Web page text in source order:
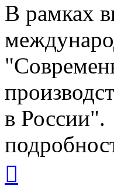
В рамках
в России".
началу